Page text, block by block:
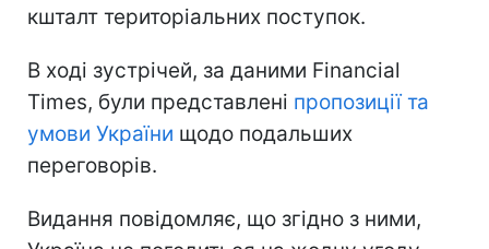
кшталт територіальних поступок.
В ході зустрічей, за даними Financial
Times, були представлені пропозиції та
умови України щодо подальших
переговорів.
Видання повідомляє, що згідно з ними,